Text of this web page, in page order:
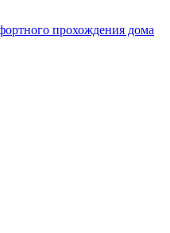
прохождения дома